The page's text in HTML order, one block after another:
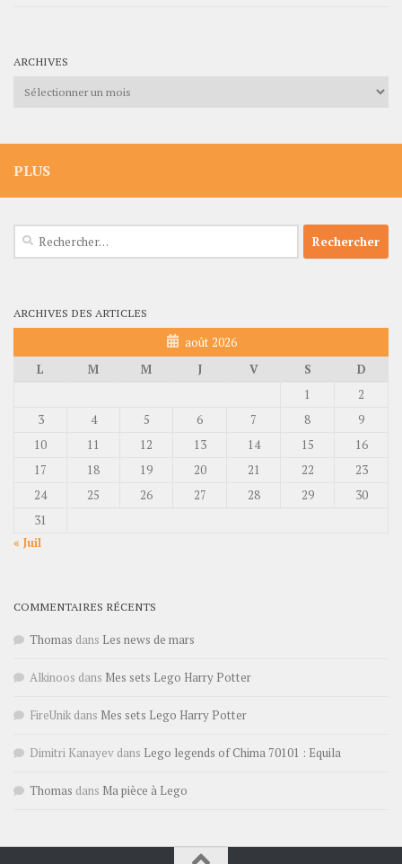
ARCHIVES
Archives
PLUS
Rechercher :
ARCHIVES DES ARTICLES
août 2026
L
M M J V S
D
1
2
3
4 5 6 7 8
9
10
11 12 13 14 15
16
17
18 19 20 21 22
23
24
25 26 27 28 29
30
31
« Juil
COMMENTAIRES RÉCENTS
Thomas dans Les news de mars
Alkinoos dans Mes sets Lego Harry Potter
FireUnik dans Mes sets Lego Harry Potter
Dimitri Kanayev dans Lego legends of Chima 70101 : Equila
Thomas dans Ma pièce à Lego